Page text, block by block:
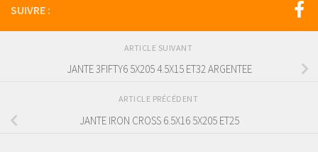
SUIVRE :
ARTICLE SUIVANT
JANTE 3FIFTY6 5X205 4.5X15 ET32 ARGENTEE
ARTICLE PRÉCÉDENT
JANTE IRON CROSS 6.5X16 5X205 ET25